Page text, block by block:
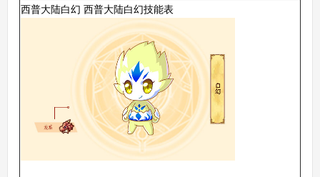
西普大陆白幻 西普大陆白幻技能表